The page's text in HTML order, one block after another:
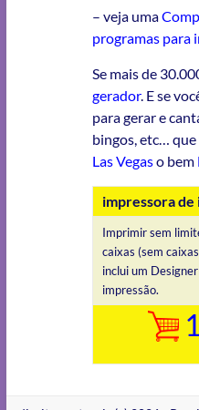
– veja uma
programas para
Se mais de
gerador. E se
para gerar e
bingos, etc… que
Las Vegaso bem
impressora de
Imprimir sem
caixas (sem
inclui um
impressão.